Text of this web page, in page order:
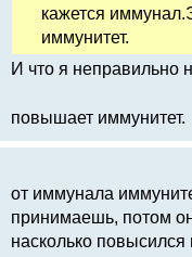
кажется
иммунитет.
И что я неправильно
повышает иммунитет.
от иммунала
принимаешь, потом
насколько